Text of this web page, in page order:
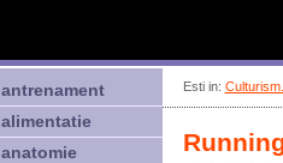
Esti in:
antrenament
alimentatie
anatomie